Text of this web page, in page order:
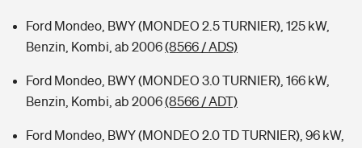
Ford Mondeo, BWY (MONDEO 2.5 TURNIER), 125 kW,
Benzin, Kombi, ab 2006(8566 / ADS)
Ford Mondeo, BWY (MONDEO 3.0 TURNIER), 166 kW,
Benzin, Kombi, ab 2006(8566 / ADT)
Ford Mondeo, BWY (MONDEO 2.0 TD TURNIER), 96 kW,